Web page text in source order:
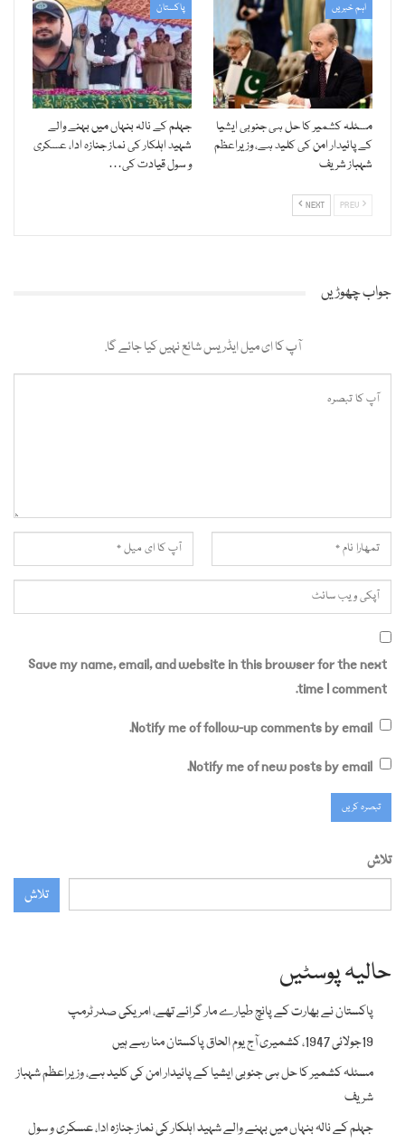
اہم خبریں
مسئلہ کشمیر کا حل ہی جنوبی ایشیا
کے پائیدار امن کی کلید ہے، وزیراعظم
شہباز شریف
پاکستان
جہلم کے نالہ بنہاں میں بہنے والے
شہید اہلکار کی نماز جنازہ ادا، عسکری
و سول قیادت کی…
NEXT
جواب چھوڑیں
آپ کا ای میل ایڈریس شائع نہیں کیا جائے گا.
Save my name, email, and website in this browser for the next
time I comment.
Notify me of follow-up comments by email.
Notify me of new posts by email.
تلاش
تلاش
حالیہ پوسٹیں
پاکستان نے بھارت کے پانچ طیارے مار گرائے تھے، امریکی صدر ٹرمپ
19جولائی 1947، کشمیری آج یوم الحاق پاکستان منا رہے ہیں
مسئلہ کشمیر کا حل ہی جنوبی ایشیا کے پائیدار امن کی کلید ہے، وزیراعظم شہباز
شریف
جہلم کے نالہ بنہاں میں بہنے والے شہید اہلکار کی نماز جنازہ ادا، عسکری و سول